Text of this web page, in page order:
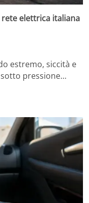
elettrica italiana
estremo, siccità e
pressione…